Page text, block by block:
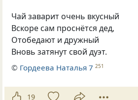
Чай заварит очень вкусный
Вскоре сам проснётся дед,
Отобедают и дружный
Вновь затянут свой дуэт.
© Гордеева Наталья 7 251
19